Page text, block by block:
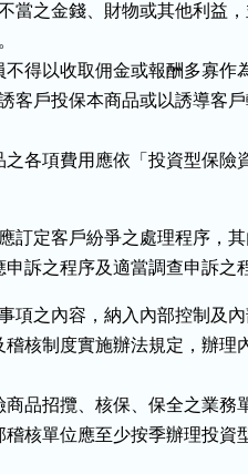
不當之金錢、財物或其他利益
不得以收取佣金或報酬多寡作
誘客戶投保本商品或以誘導客
之各項費用應依「投資型保險
訂定客戶紛爭之處理程序，
申訴之程序及適當調查申訴之
項之內容，納入內部控制及
稽核制度實施辦法規定，辦理
商品招攬、核保、保全之業務
稽核單位應至少按季辦理投資